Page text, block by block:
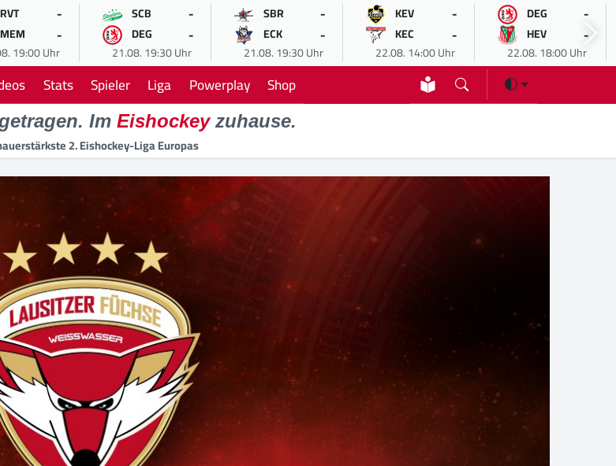
RVT -
MEM -
19:00 Uhr
SCB -
DEG -
21.08. 19:30 Uhr
SBR -
ECK -
21.08. 19:30 Uhr
KEV -
KEC -
22.08. 14:00 Uhr
DEG -
HEV -
22.08. 18:00 Uhr
Stats Spieler Liga Powerplay Shop
Im Eishockeyzuhause.
2. Eishockey-Liga Europas